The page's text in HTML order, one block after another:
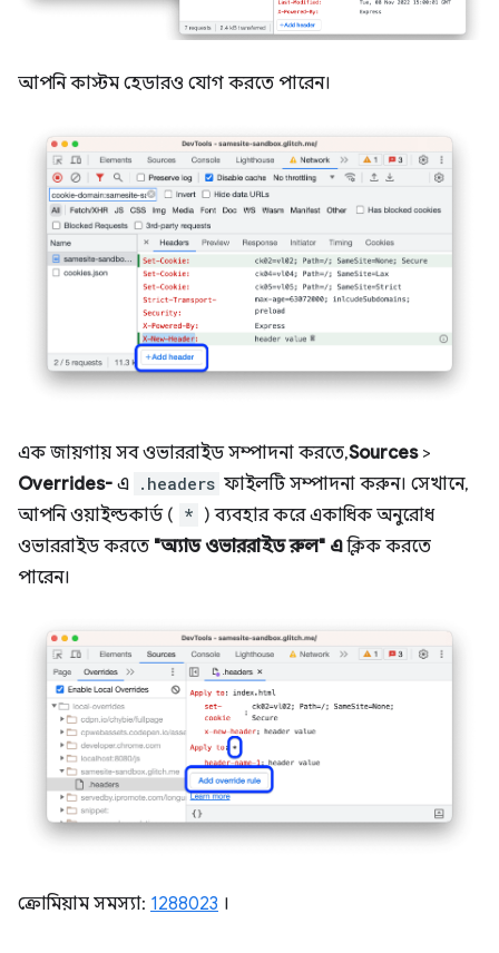
আপনি কাস্টম হেডারও যোগ করতে পারেন।
এক জায়গায় সব ওভাররাইড সম্পাদনা করতে,Sources>
Overrides- এ .headers ফাইলটি সম্পাদনা করুন। সেখানে,
আপনি ওয়াইল্ডকার্ড ( * ) ব্যবহার করে একাধিক অনুরোধ
ওভাররাইড করতে "অ্যাড ওভাররাইড রুল" এক্লিক করতে
পারেন।
ক্রোমিয়াম সমস্যা: 1288023 ।